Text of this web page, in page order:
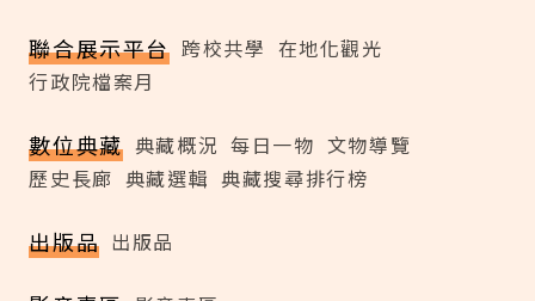
聯合展示平台 跨校共學 在地化觀光
行政院檔案月
數位典藏 典藏概況 每日一物 文物導覽
歷史長廊 典藏選輯 典藏搜尋排行榜
出版品 出版品